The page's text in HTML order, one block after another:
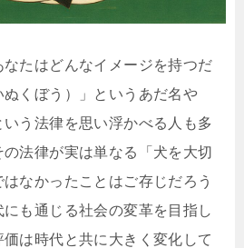
たはどんなイメージを持つだ
くぼう）」というあだ名や
いう法律を思い浮かべる人も多
法律が実は単なる「犬を大切
なかったことはご存じだろう
も通じる社会の変革を目指し
は時代と共に大きく変化して